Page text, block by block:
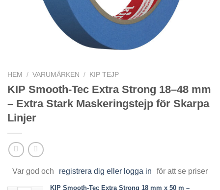
HEM / VARUMÄRKEN / KIP TEJP
KIP Smooth-Tec Extra Strong 18–48 mm
– Extra Stark Maskeringstejp för Skarpa
Linjer
Var god och registrera dig eller logga in för att se priser
KIP Smooth-Tec Extra Strong 18 mm x 50 m –